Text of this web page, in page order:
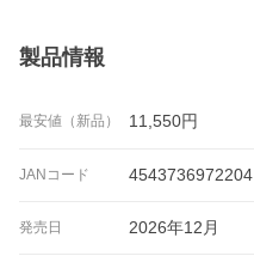
製品情報
最安値（新品） 11,550円
JANコード 4543736972204
発売日 2026年12月